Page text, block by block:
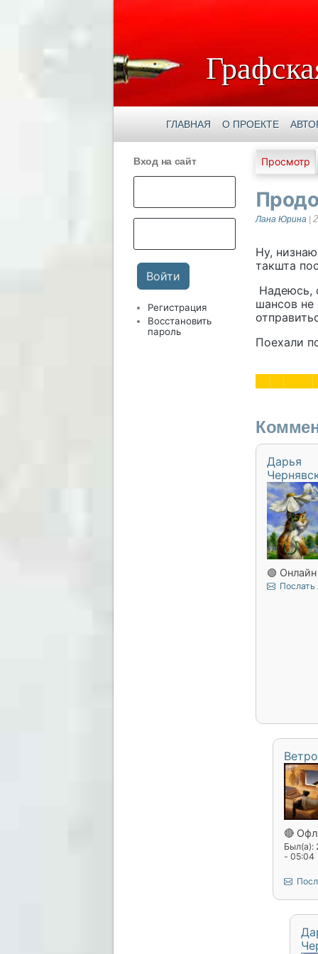
ГЛАВНАЯ О ПРОЕКТЕ
Вход на сайт
Регистрация
Восстановить
пароль
Просмотр
Лана Юрина
Ну,
такшта
Надеюсь,
шансов не
Поехали
Дарья
🟢 Онлайн
🔴
Был(а):
- 05:04